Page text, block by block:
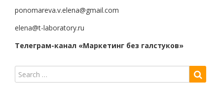
ponomareva.v.elena@gmail.com
elena@t-laboratory.ru
Телеграм-канал «Маркетинг без галстуков»